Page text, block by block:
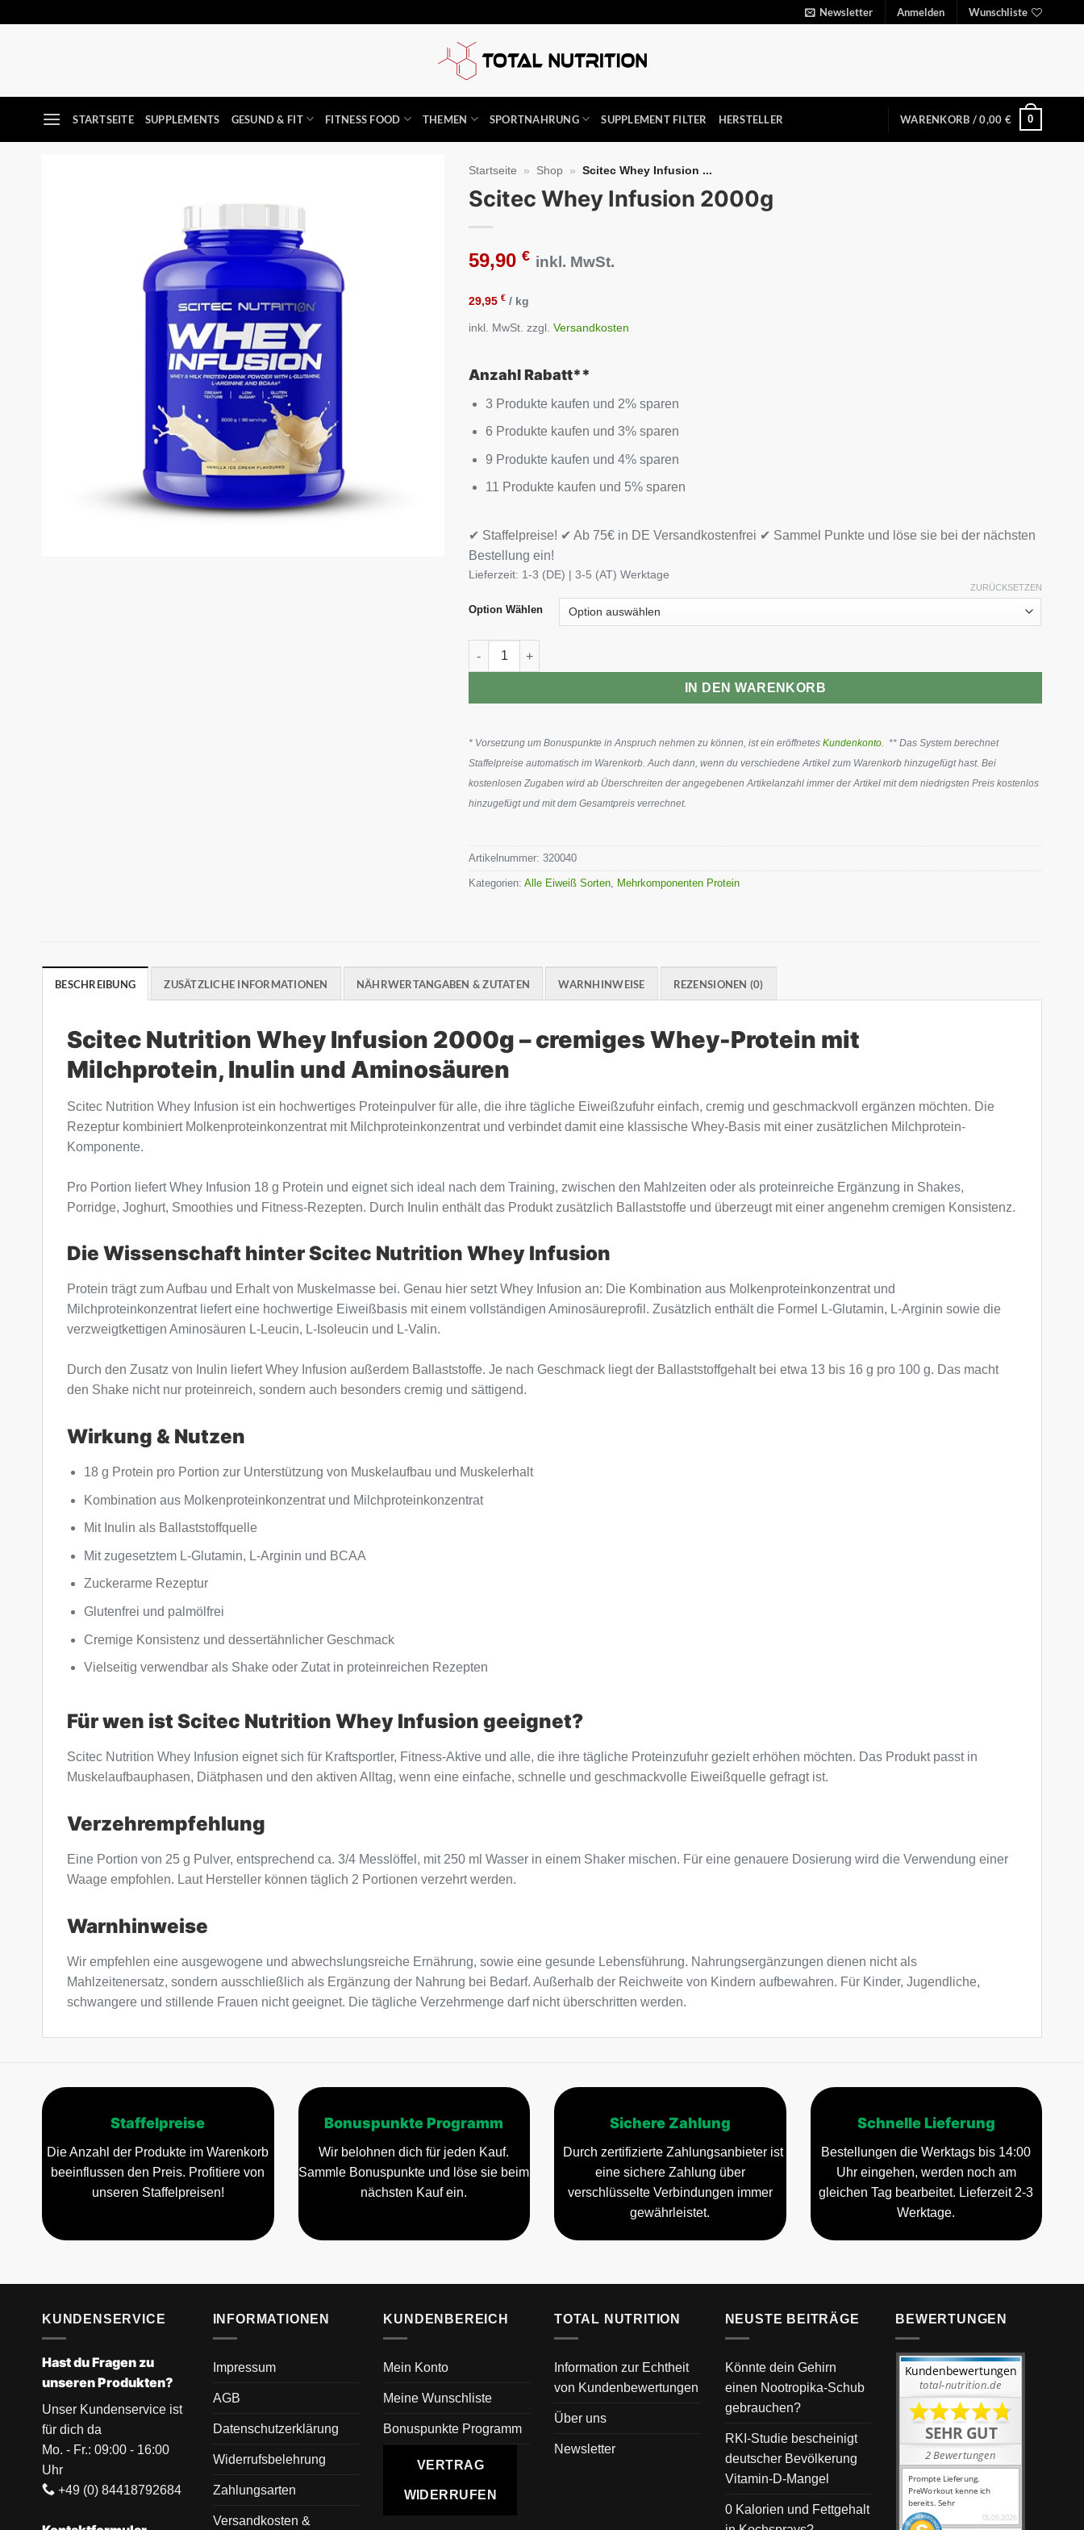
Newsletter Anmelden Wunschliste
STARTSEITE SUPPLEMENTS GESUND & FIT FITNESS FOOD THEMEN SPORTNAHRUNG SUPPLEMENT FILTER HERSTELLER WARENKORB /0,00 € 0
Startseite » Shop » Scitec Whey Infusion ...
Scitec Whey Infusion 2000g
59,90€ inkl. MwSt.
29,95€ / kg
inkl. MwSt. zzgl.Versandkosten
Anzahl Rabatt**
3 Produkte kaufen und 2% sparen
6 Produkte kaufen und 3% sparen
9 Produkte kaufen und 4% sparen
11 Produkte kaufen und 5% sparen
✔ Staffelpreise! ✔ Ab 75€ in DE Versandkostenfrei ✔ Sammel Punkte und löse sie bei der nächsten
Bestellung ein!
Lieferzeit: 1-3 (DE) | 3-5 (AT) Werktage
Option Wählen
ZURÜCKSETZEN
Scitec Whey Infusion 2000g Menge
IN DEN WARENKORB
* Vorsetzung um Bonuspunkte in Anspruch nehmen zu können, ist ein eröffnetesKundenkonto . ** Das System berechnet
Staffelpreise automatisch im Warenkorb. Auch dann, wenn du verschiedene Artikel zum Warenkorb hinzugefügt hast. Bei
kostenlosen Zugaben wird ab Überschreiten der angegebenen Artikelanzahl immer der Artikel mit dem niedrigsten Preis kostenlos
hinzugefügt und mit dem Gesamtpreis verrechnet.
Artikelnummer:320040
Kategorien:Alle Eiweiß Sorten Mehrkomponenten Protein
BESCHREIBUNG ZUSÄTZLICHE INFORMATIONEN NÄHRWERTANGABEN & ZUTATEN WARNHINWEISE REZENSIONEN (0)
Scitec Nutrition Whey Infusion 2000g – cremiges Whey-Protein mit
Milchprotein, Inulin und Aminosäuren
Scitec Nutrition Whey Infusion ist ein hochwertiges Proteinpulver für alle, die ihre tägliche Eiweißzufuhr einfach, cremig und geschmackvoll ergänzen möchten. Die
Rezeptur kombiniert Molkenproteinkonzentrat mit Milchproteinkonzentrat und verbindet damit eine klassische Whey-Basis mit einer zusätzlichen Milchprotein-
Komponente.
Pro Portion liefert Whey Infusion 18 g Protein und eignet sich ideal nach dem Training, zwischen den Mahlzeiten oder als proteinreiche Ergänzung in Shakes,
Porridge, Joghurt, Smoothies und Fitness-Rezepten. Durch Inulin enthält das Produkt zusätzlich Ballaststoffe und überzeugt mit einer angenehm cremigen Konsistenz.
Die Wissenschaft hinter Scitec Nutrition Whey Infusion
Protein trägt zum Aufbau und Erhalt von Muskelmasse bei. Genau hier setzt Whey Infusion an: Die Kombination aus Molkenproteinkonzentrat und
Milchproteinkonzentrat liefert eine hochwertige Eiweißbasis mit einem vollständigen Aminosäureprofil. Zusätzlich enthält die Formel L-Glutamin, L-Arginin sowie die
verzweigtkettigen Aminosäuren L-Leucin, L-Isoleucin und L-Valin.
Durch den Zusatz von Inulin liefert Whey Infusion außerdem Ballaststoffe. Je nach Geschmack liegt der Ballaststoffgehalt bei etwa 13 bis 16 g pro 100 g. Das macht
den Shake nicht nur proteinreich, sondern auch besonders cremig und sättigend.
Wirkung & Nutzen
18 g Protein pro Portion zur Unterstützung von Muskelaufbau und Muskelerhalt
Kombination aus Molkenproteinkonzentrat und Milchproteinkonzentrat
Mit Inulin als Ballaststoffquelle
Mit zugesetztem L-Glutamin, L-Arginin und BCAA
Zuckerarme Rezeptur
Glutenfrei und palmölfrei
Cremige Konsistenz und dessertähnlicher Geschmack
Vielseitig verwendbar als Shake oder Zutat in proteinreichen Rezepten
Für wen ist Scitec Nutrition Whey Infusion geeignet?
Scitec Nutrition Whey Infusion eignet sich für Kraftsportler, Fitness-Aktive und alle, die ihre tägliche Proteinzufuhr gezielt erhöhen möchten. Das Produkt passt in
Muskelaufbauphasen, Diätphasen und den aktiven Alltag, wenn eine einfache, schnelle und geschmackvolle Eiweißquelle gefragt ist.
Verzehrempfehlung
Eine Portion von 25 g Pulver, entsprechend ca. 3/4 Messlöffel, mit 250 ml Wasser in einem Shaker mischen. Für eine genauere Dosierung wird die Verwendung einer
Waage empfohlen. Laut Hersteller können täglich 2 Portionen verzehrt werden.
Warnhinweise
Wir empfehlen eine ausgewogene und abwechslungsreiche Ernährung, sowie eine gesunde Lebensführung. Nahrungsergänzungen dienen nicht als
Mahlzeitenersatz, sondern ausschließlich als Ergänzung der Nahrung bei Bedarf. Außerhalb der Reichweite von Kindern aufbewahren. Für Kinder, Jugendliche,
schwangere und stillende Frauen nicht geeignet. Die tägliche Verzehrmenge darf nicht überschritten werden.
Staffelpreise
Die Anzahl der Produkte im Warenkorb
beeinflussen den Preis. Profitiere von
unseren Staffelpreisen!
Bonuspunkte Programm
Wir belohnen dich für jeden Kauf.
Sammle Bonuspunkte und löse sie beim
nächsten Kauf ein.
Sichere Zahlung
Durch zertifizierte Zahlungsanbieter ist
eine sichere Zahlung über
verschlüsselte Verbindungen immer
gewährleistet.
Schnelle Lieferung
Bestellungen die Werktags bis 14:00
Uhr eingehen, werden noch am
gleichen Tag bearbeitet. Lieferzeit 2-3
Werktage.
KUNDENSERVICE
Hast du Fragen zu
unseren Produkten?
Unser Kundenservice ist
für dich da
Mo. - Fr.: 09:00 - 16:00
Uhr
+49 (0) 84418792684
INFORMATIONEN
Impressum
AGB
Datenschutzerklärung
Widerrufsbelehrung
Zahlungsarten
Versandkosten &
KUNDENBEREICH
Mein Konto
Meine Wunschliste
Bonuspunkte Programm
VERTRAG
WIDERRUFEN
TOTAL NUTRITION
Information zur Echtheit
von Kundenbewertungen
Über uns
Newsletter
NEUSTE BEITRÄGE
Könnte dein Gehirn
einen Nootropika-Schub
gebrauchen?
RKI-Studie bescheinigt
deutscher Bevölkerung
Vitamin-D-Mangel
0 Kalorien und Fettgehalt
BEWERTUNGEN